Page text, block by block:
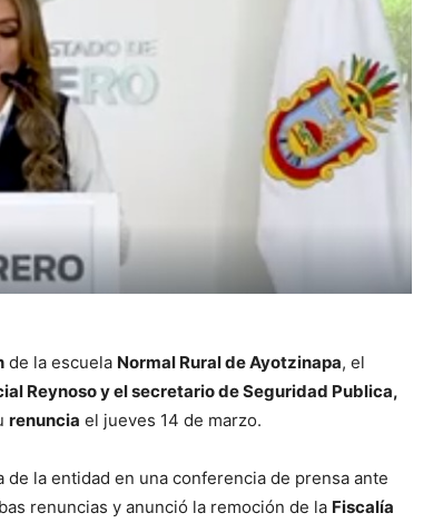
de la escuela Normal Rural de Ayotzinapa, el
Reynoso y el secretario de Seguridad Publica,
renuncia el jueves 14 de marzo.
de la entidad en una conferencia de prensa ante
renuncias y anunció la remoción de la Fiscalía